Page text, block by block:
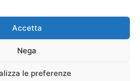
Accetta
Nega
le preferenze
ISCRIVITI